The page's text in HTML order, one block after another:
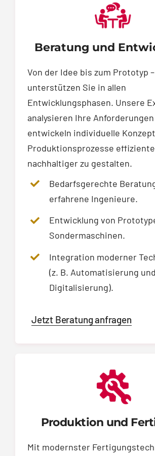
Beratung und
Von der Idee bis zum Prototyp
unterstützen Sie in allen
Entwicklungsphasen. Unsere
analysieren Ihre
entwickeln individuelle
Produktionsprozesse
nachhaltiger zu gestalten.
Bedarfsgerechte
erfahrene Ingenieure.
Entwicklung von
Sondermaschinen.
Integration moderner
(z. B. Automatisierung und
Digitalisierung).
Jetzt Beratung anfragen
Produktion und
Mit modernster